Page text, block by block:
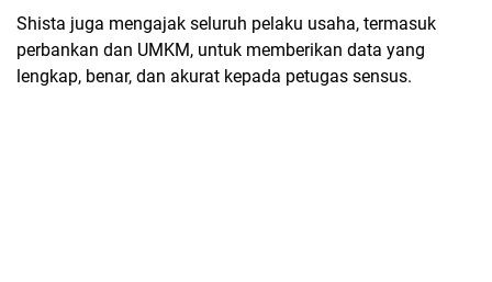
Shista juga mengajak seluruh pelaku usaha, termasuk
perbankan dan UMKM, untuk memberikan data yang
lengkap, benar, dan akurat kepada petugas sensus.